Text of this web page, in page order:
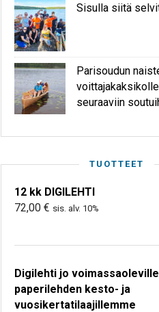
Sisulla siitä
Parisoudun
seuraaviin
TUOTTEET
12 kk DIGILEHTI
72,00 € sis. alv. 10%
Digilehti jo voimassaoleville
paperilehden kesto- ja
vuosikertatilaajillemme